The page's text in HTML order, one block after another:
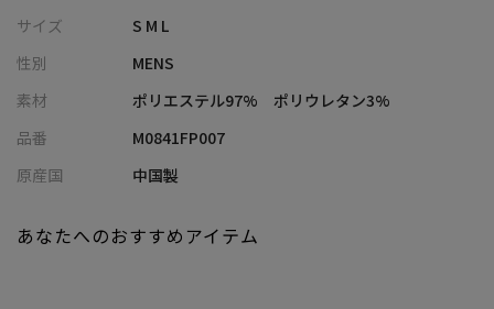
幅広い体型をカバーし、上品なルックスとラフな着心地が叶う、
絶妙なバランスの一本です。
大人スタイルを演出します。
サイズ
S M L
性別
MENS
素材
ポリエステル97% ポリウレタン3%
品番
M0841FP007
原産国
中国製
あなたへのおすすめアイテム